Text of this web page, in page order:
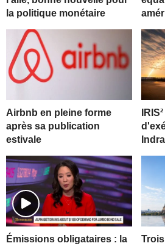
la politique monétaire
Airbnb en pleine forme
après sa publication
estivale
Émissions obligataires : la